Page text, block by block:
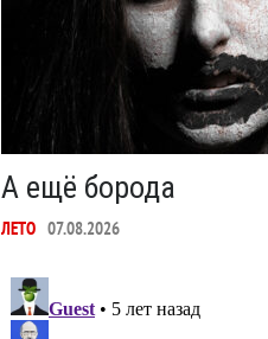
А ещё борода
ЛЕТО 07.08.2026